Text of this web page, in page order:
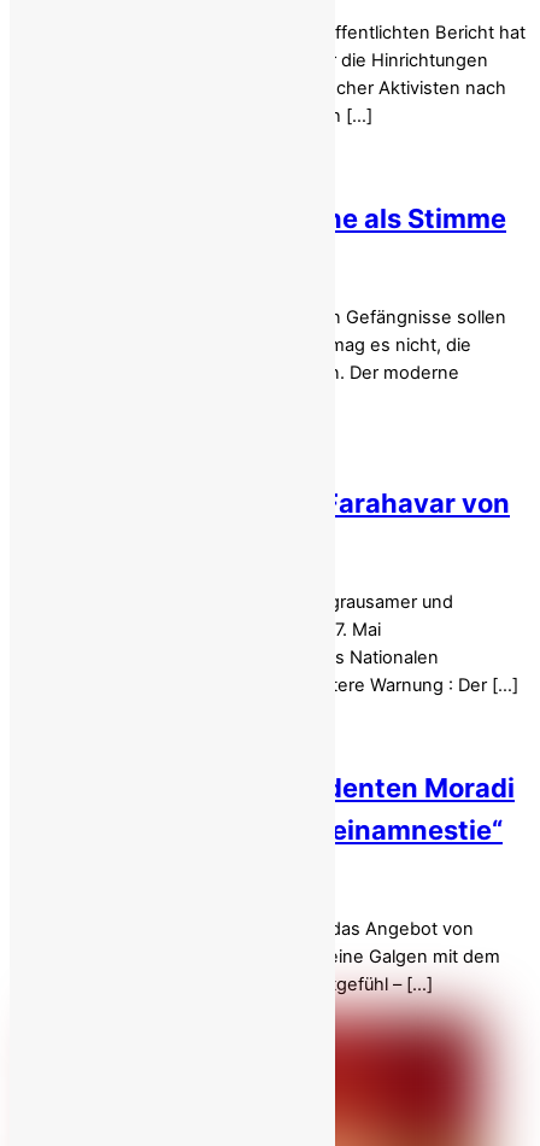
Laut einem kürzlich von Fox News veröffentlichten Bericht hat
die im Iran herrschende Klerikerdiktatur die Hinrichtungen
politischer Dissidenten und regimekritischer Aktivisten nach
den landesweiten Aufständen drastisch […]
Irans politische Gefangene als Stimme
Die schweren Eisentüren der iranischen Gefängnisse sollen
absolute Stille erzwingen, doch sie vermag es nicht, die
Stimmen der Inhaftierten einzudämmen. Der moderne
Iranischer Dichter Amin Farahavar von
Die Todesmaschinerie im Iran läuft mit grausamer und
vorhersehbarer Geschwindigkeit. Am 27. Mai
2026 veröffentlichte das Sekretariat des Nationalen
Widerstandsrates Iran (NWRI) eine düstere Warnung : Der […]
Inhaftierte iranische Studenten Moradi
und Younesi lehnen „Scheinamnestie“
Im moralischen Abbild der Tyrannei ist das Angebot von
„Gnade“ seitens eines Regimes, das seine Galgen mit dem
Blut Unschuldiger getränkt hat, kein Mitgefühl – […]